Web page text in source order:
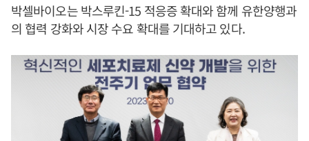
박셀바이오는 박스루킨-15 적응증 확대와 함께 유한양행과
의 협력 강화와 시장 수요 확대를 기대하고 있다.